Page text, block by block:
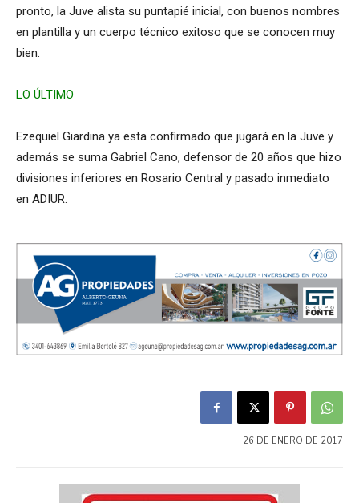
pronto, la Juve alista su puntapié inicial, con buenos nombres
en plantilla y un cuerpo técnico exitoso que se conocen muy
bien.
LO ÚLTIMO
Ezequiel Giardina ya esta confirmado que jugará en la Juve y
además se suma Gabriel Cano, defensor de 20 años que hizo
divisiones inferiores en Rosario Central y pasado inmediato
en ADIUR.
26 DE ENERO DE 2017